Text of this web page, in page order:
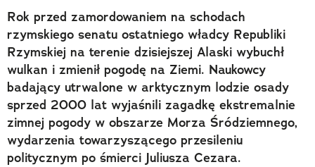
Rok przed zamordowaniem na schodach
rzymskiego senatu ostatniego władcy Republiki
Rzymskiej na terenie dzisiejszej Alaski wybuchł
wulkan i zmienił pogodę na Ziemi. Naukowcy
badający utrwalone w arktycznym lodzie osady
sprzed 2000 lat wyjaśnili zagadkę ekstremalnie
zimnej pogody w obszarze Morza Śródziemnego,
wydarzenia towarzyszącego przesileniu
politycznym po śmierci Juliusza Cezara.